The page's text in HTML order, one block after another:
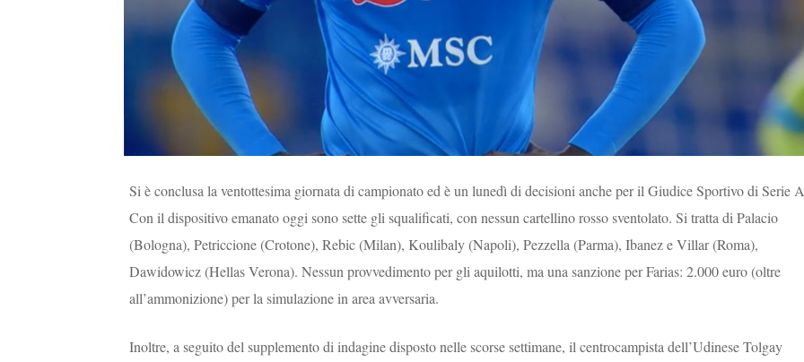
Si è conclusa la ventottesima giornata di campionato ed è un lunedì di decisioni anche per il Giudice Sportivo di Serie
Con il dispositivo emanato oggi sono sette gli squalificati, con nessun cartellino rosso sventolato. Si tratta di Palacio
(Bologna), Petriccione (Crotone), Rebic (Milan), Koulibaly (Napoli), Pezzella (Parma), Ibanez e Villar (Roma),
Dawidowicz (Hellas Verona). Nessun provvedimento per gli aquilotti, ma una sanzione per Farias: 2.000 euro (oltre
all’ammonizione) per la simulazione in area avversaria.
Inoltre, a seguito del supplemento di indagine disposto nelle scorse settimane, il centrocampista dell’Udinese Tolgay